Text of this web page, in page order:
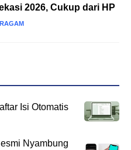
2026, Cukup dari HP
RAGAM
Isi Otomatis
Nyambung